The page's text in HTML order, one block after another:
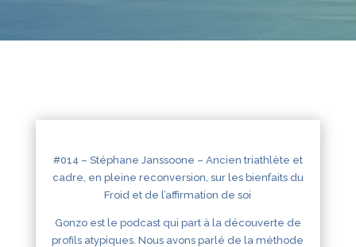
#014 – Stéphane Janssoone – Ancien triathlète et
cadre, en pleine reconversion, sur les bienfaits du
Froid et de l’affirmation de soi
Gonzo est le podcast qui part à la découverte de
profils atypiques. Nous avons parlé de la méthode